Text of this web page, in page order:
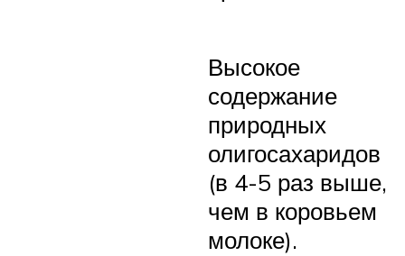
Высокое
содержание
природных
олигосахаридов
(в 4-5 раз выше,
чем в коровьем
молоке).